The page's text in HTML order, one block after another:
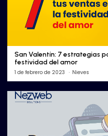
San Valentín: 7 estrategias
festividad del amor
1 de febrero de 2023 Nieves